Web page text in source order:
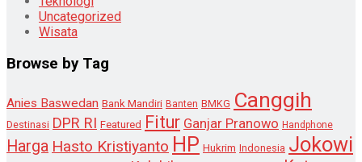
Uncategorized
Wisata
Browse by Tag
Anies Baswedan Bank Mandiri Banten BMKG Canggih
Destinasi DPR RI Featured Fitur Ganjar Pranowo Handphone
Harga Hasto Kristiyanto HP Hukrim Indonesia Jokowi